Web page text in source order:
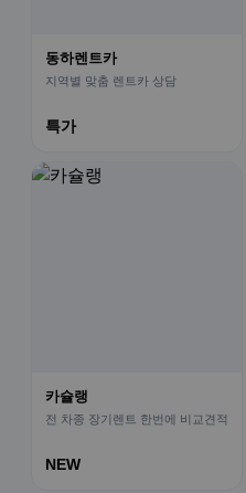
동하렌트카
지역별 맞춤 렌트카 상담
특가
카슐랭
전 차종 장기렌트 한번에 비교견적
NEW